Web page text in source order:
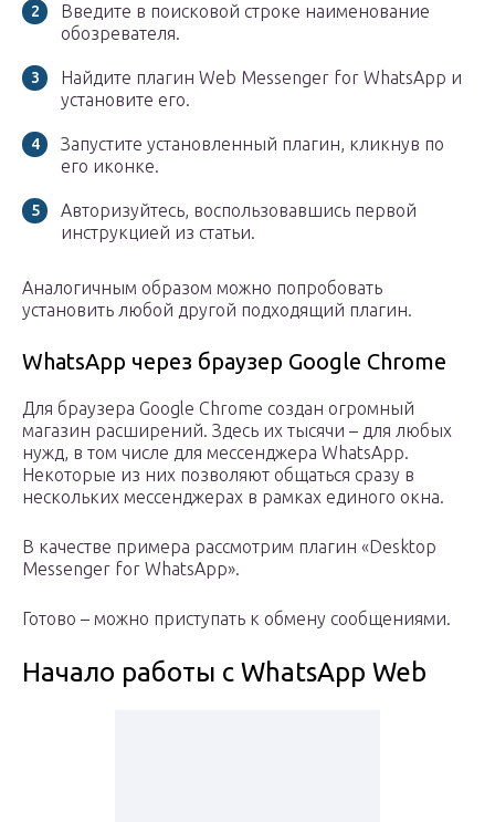
Введите в поисковой строке наименование
обозревателя.
Найдите плагин Web Messenger for WhatsApp и
установите его.
Запустите установленный плагин, кликнув по
его иконке.
Авторизуйтесь, воспользовавшись первой
инструкцией из статьи.
Аналогичным образом можно попробовать
установить любой другой подходящий плагин.
WhatsApp через браузер Google Chrome
Для браузера Google Chrome создан огромный
магазин расширений. Здесь их тысячи – для любых
нужд, в том числе для мессенджера WhatsApp.
Некоторые из них позволяют общаться сразу в
нескольких мессенджерах в рамках единого окна.
В качестве примера рассмотрим плагин «Desktop
Messenger for WhatsApp».
Готово – можно приступать к обмену сообщениями.
Начало работы с WhatsApp Web